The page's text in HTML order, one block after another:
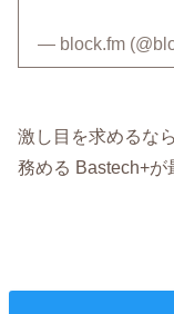
— block.fm
激し目を求めるな
務める Bastech+が